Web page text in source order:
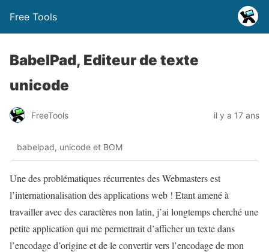
Free Tools
BabelPad, Editeur de texte
unicode
FreeTools il y a 17 ans
babelpad, unicode et BOM
Une des problématiques récurrentes des Webmasters est
l’internationalisation des applications web ! Etant amené à
travailler avec des caractères non latin, j’ai longtemps cherché une
petite application qui me permettrait d’afficher un texte dans
l’encodage d’origine et de le convertir vers l’encodage de mon